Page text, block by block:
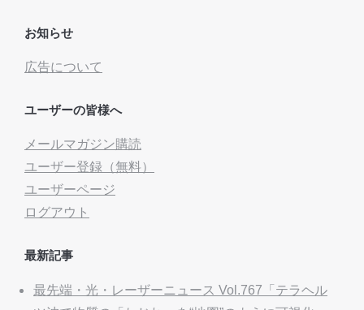
お知らせ
広告について
ユーザーの皆様へ
メールマガジン購読
ユーザー登録（無料）
ユーザーページ
ログアウト
最新記事
最先端・光・レーザーニュース Vol.767「テラヘル